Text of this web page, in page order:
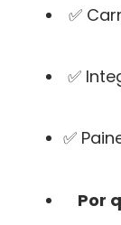
✅
✅
✅
Por